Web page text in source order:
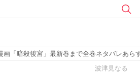
画「暗殺後宮」最新巻まで全巻ネタバレあ
波津見なる